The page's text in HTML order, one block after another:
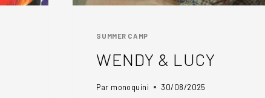
SUMMER CAMP
WENDY & LUCY
Par monoquini 30/08/2025